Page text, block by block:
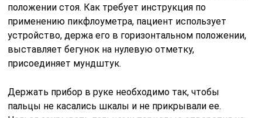
положении стоя. Как требует инструкция по
применению пикфлоуметра, пациент использует
устройство, держа его в горизонтальном положении,
выставляет бегунок на нулевую отметку,
присоединяет мундштук.
Держать прибор в руке необходимо так, чтобы
пальцы не касались шкалы и не прикрывали ее.